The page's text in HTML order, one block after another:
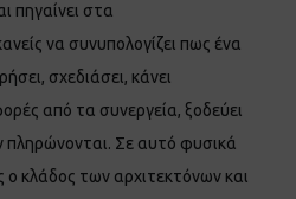
πηγαίνει στα
να συνυπολογίζει πως ένα
σχεδιάσει, κάνει
από τα συνεργεία, ξοδεύει
πληρώνονται. Σε αυτό φυσικά
ο κλάδος των αρχιτεκτόνων και